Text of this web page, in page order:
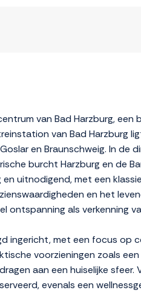
van Bad Harzburg, een
van Bad Harzburg
en Braunschweig. In de
burcht Harzburg en de
uitnodigend, met een
en het
als verkenning
ingericht, met een focus op
voorzieningen zoals
aan een huiselijke sfeer.
evenals een